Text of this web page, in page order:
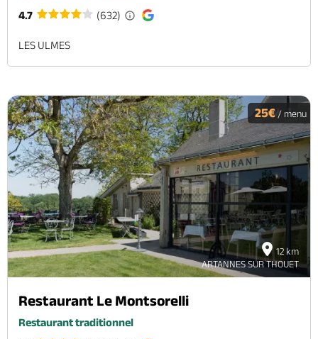
4.7
(632)
LES ULMES
12 km
ARTANNES SUR THOUET
25€ / menu
Restaurant Le Montsorelli
Restaurant traditionnel